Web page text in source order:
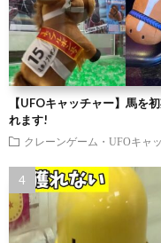
【UFOキャッチャー】馬を
れます!
クレーンゲーム・UFOキャ